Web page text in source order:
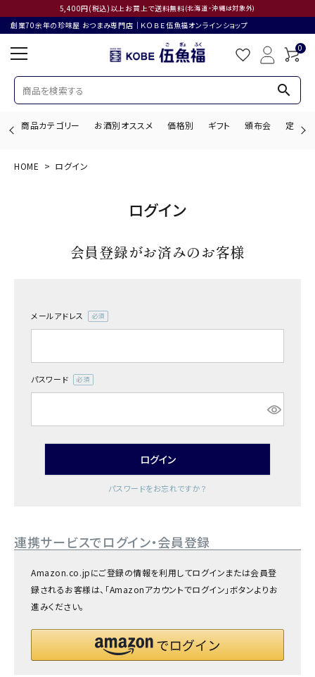
5,400円(税込)以上お買上で送料無料(北海道・沖縄は対象外)
創業70余年の珍味屋 おつまみ専門店│ＫＯＢＥ伍魚福オンラインショップ
0
search
商品カテゴリー お酒別オススメ 価格別 ギフト 頒布会 定期購
ようこそ ゲスト 様
商品カテゴリー
お酒別オススメ
HOME ログイン
ログイン
会員登録がお済みのお客様
メールアドレス
(必
パスワード
(必
ログイン
パスワードをお忘れですか？
連携サービスでログイン・会員登録
Amazon.co.jpにご登録の情報を利用してログインまたは会員登
録されるお客様は、「Amazonアカウントでログイン」ボタンよりお
進みください。